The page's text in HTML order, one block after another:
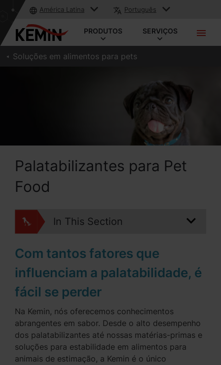
América Latina Português
PRODUTOS SERVIÇOS
Soluções em alimentos para pets
Palatabilizantes para Pet
Food
In This Section
Com tantos fatores que
influenciam a palatabilidade, é
fácil se perder
Na Kemin, nós oferecemos conhecimentos
abrangentes em sabor. Desde o alto desempenho
dos palatabilizantes até nossas matérias-primas e
soluções para estabilidade em alimentos para
animais de estimação, a Kemin é o único